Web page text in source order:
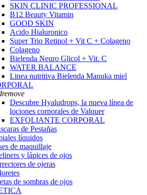
SKIN CLINIC PROFESSIONAL
B12 Beauty Vitamin
GOOD SKIN
Acido Hialuronico
Super Trio Retinol + Vit C + Colageno
Colageno
Bielenda Neuro Glicol + Vit. C
WATER BALANCE
Linea nutritiva Bielenda Manuka miel
remove
Descubre Hyaludrops, la nueva línea de
lociones corporales de Valquer
EXFOLIANTE CORPORAL
de Pestañas
líquidos
de maquillaje
y lápices de ojos
de ojeras
de sombras de ojos